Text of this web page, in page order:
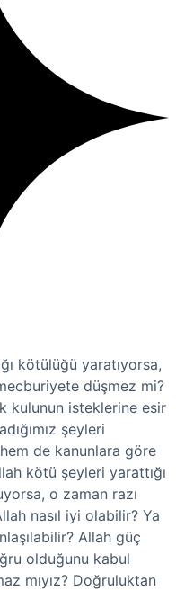
kötülüğü yaratıyorsa,
düşmez mi?
kulunun isteklerine esir
şeyleri
de kanunlara göre
kötü şeyleri yarattığı
o zaman razı
nasıl iyi olabilir? Ya
Allah güç
olduğunu kabul
mıyız? Doğruluktan